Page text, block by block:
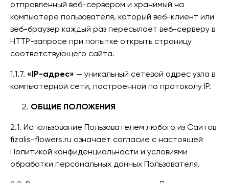
отправленный веб-сервером и хранимый на
компьютере пользователя, который веб-клиент или
веб-браузер каждый раз пересылает веб-серверу в
HTTP-запросе при попытке открыть страницу
соответствующего сайта.
1.1.7. «IP-адрес» — уникальный сетевой адрес узла в
компьютерной сети, построенной по протоколу IP.
ОБЩИЕ ПОЛОЖЕНИЯ
2.1. Использование Пользователем любого из Сайтов
fizalis-flowers.ru означает согласие с настоящей
Политикой конфиденциальности и условиями
обработки персональных данных Пользователя.